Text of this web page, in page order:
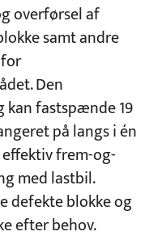
overførsel af
samt andre
Den
fastspænde 19
på langs i én
frem-og-
med lastbil.
defekte blokke og
efter behov.